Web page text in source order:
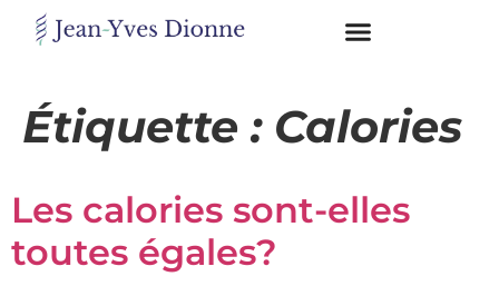
Étiquette : Calories
Les calories sont-elles
toutes égales?
en
contact
Obtenez
gratuitement
mon